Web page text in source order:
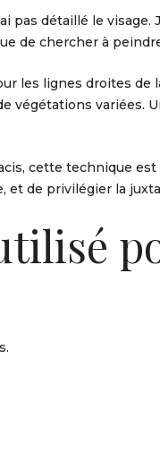
pas détaillé le
de chercher à
les lignes droites de
végétations variées.
cette technique
et de privilégier la